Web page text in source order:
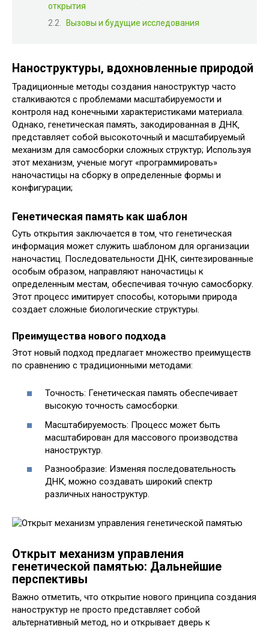
открытия
Вызовы и будущие исследования
Наноструктуры‚ вдохновленные природой
Традиционные методы создания наноструктур часто
сталкиваются с проблемами масштабируемости и
контроля над конечными характеристиками материала.
Однако‚ генетическая память‚ закодированная в ДНК‚
представляет собой высокоточный и масштабируемый
механизм для самосборки сложных структур; Используя
этот механизм‚ ученые могут «программировать»
наночастицы на сборку в определенные формы и
конфигурации;
Генетическая память как шаблон
Суть открытия заключается в том‚ что генетическая
информация может служить шаблоном для организации
наночастиц. Последовательности ДНК‚ синтезированные
особым образом‚ направляют наночастицы к
определенным местам‚ обеспечивая точную самосборку.
Этот процесс имитирует способы‚ которыми природа
создает сложные биологические структуры.
Преимущества нового подхода
Этот новый подход предлагает множество преимуществ
по сравнению с традиционными методами:
Точность: Генетическая память обеспечивает
высокую точность самосборки.
Масштабируемость: Процесс может быть
масштабирован для массового производства
наноструктур.
Разнообразие: Изменяя последовательность
ДНК‚ можно создавать широкий спектр
различных наноструктур.
Открыт механизм управления
генетической памятью: Дальнейшие
перспективы
Важно отметить‚ что открытие нового принципа создания
наноструктур не просто представляет собой
альтернативный метод‚ но и открывает дверь к